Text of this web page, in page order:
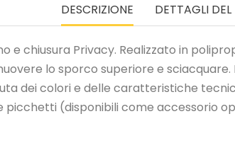
DESCRIZIONE DETTAGLI
e chiusura Privacy. Realizzato in
lo sporco superiore e
dei colori e delle caratteristiche
(disponibili come accessorio